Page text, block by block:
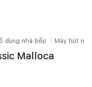
dùng nhà bếp Máy hút mùi
Malloca